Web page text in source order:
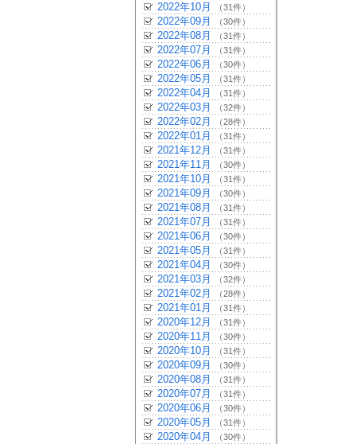
2022年10月 （31件）
2022年09月 （30件）
2022年08月 （31件）
2022年07月 （31件）
2022年06月 （30件）
2022年05月 （31件）
2022年04月 （31件）
2022年03月 （32件）
2022年02月 （28件）
2022年01月 （31件）
2021年12月 （31件）
2021年11月 （30件）
2021年10月 （31件）
2021年09月 （30件）
2021年08月 （31件）
2021年07月 （31件）
2021年06月 （30件）
2021年05月 （31件）
2021年04月 （30件）
2021年03月 （32件）
2021年02月 （28件）
2021年01月 （31件）
2020年12月 （31件）
2020年11月 （30件）
2020年10月 （31件）
2020年09月 （30件）
2020年08月 （31件）
2020年07月 （31件）
2020年06月 （30件）
2020年05月 （31件）
2020年04月 （30件）